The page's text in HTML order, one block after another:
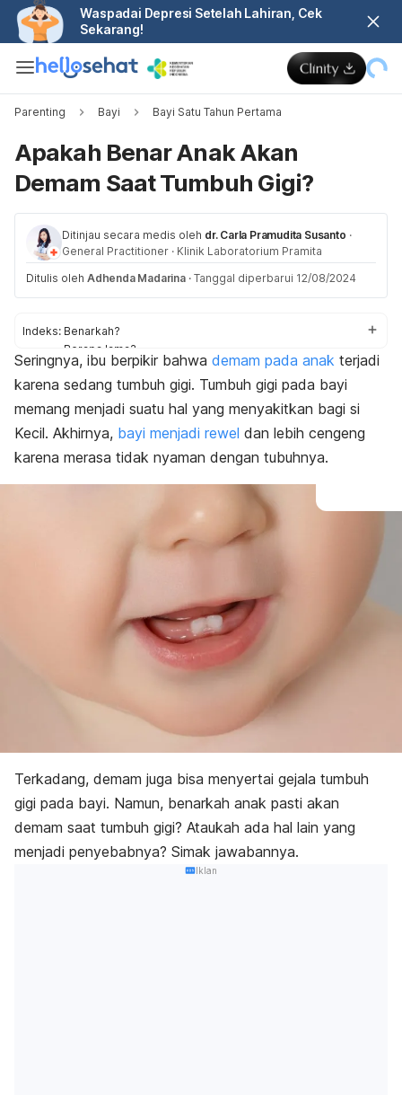
Waspadai Depresi Setelah Lahiran, Cek
Sekarang!
Parenting Bayi Bayi Satu Tahun Pertama
Apakah Benar Anak Akan
Demam Saat Tumbuh Gigi?
Ditinjau secara medis oleh dr. Carla Pramudita Susanto ·
General Practitioner · Klinik Laboratorium Pramita
Ditulis oleh Adhenda Madarina · Tanggal diperbarui 12/08/2024
Indeks: Benarkah?
Berapa lama?
Cara mengatasi
Seringnya, ibu berpikir bahwa demam pada anak terjadi
karena sedang tumbuh gigi. Tumbuh gigi pada bayi
memang menjadi suatu hal yang menyakitkan bagi si
Kecil. Akhirnya, bayi menjadi rewel dan lebih cengeng
karena merasa tidak nyaman dengan tubuhnya.
Terkadang, demam juga bisa menyertai gejala tumbuh
gigi pada bayi. Namun, benarkah anak pasti akan
demam saat tumbuh gigi? Ataukah ada hal lain yang
menjadi penyebabnya? Simak jawabannya.
Iklan